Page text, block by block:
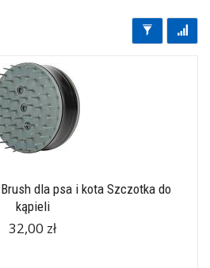
dla psa i kota Szczotka do
kąpieli
32,00 zł